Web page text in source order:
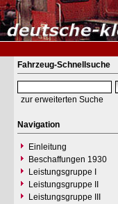
Fahrzeug-Schnellsuche
zur erweiterten Suche
Navigation
Einleitung
Beschaffungen 1930
Leistungsgruppe I
Leistungsgruppe II
Leistungsgruppe III